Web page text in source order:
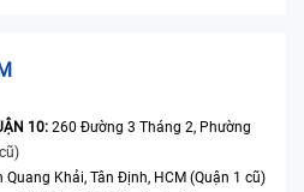
10: 260 Đường 3 Tháng 2, Phường
Quang Khải, Tân Định, HCM (Quận 1 cũ)